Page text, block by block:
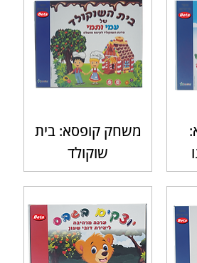
משחק קופסא: בית
שוקולד